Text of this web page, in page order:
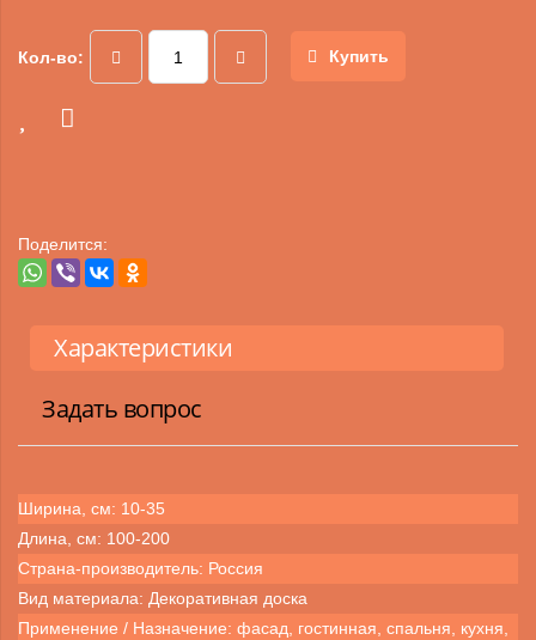
Кол-во: Купить
Поделится:
Характеристики
Задать вопрос
Ширина, см: 10-35
Длина, см: 100-200
Страна-производитель: Россия
Вид материала: Декоративная доска
Применение / Назначение: фасад, гостинная, спальня, кухня,